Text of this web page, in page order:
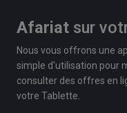
Afariat sur
Nous vous offrons une
simple d'utilisation pour
consulter des offres en
votre Tablette.